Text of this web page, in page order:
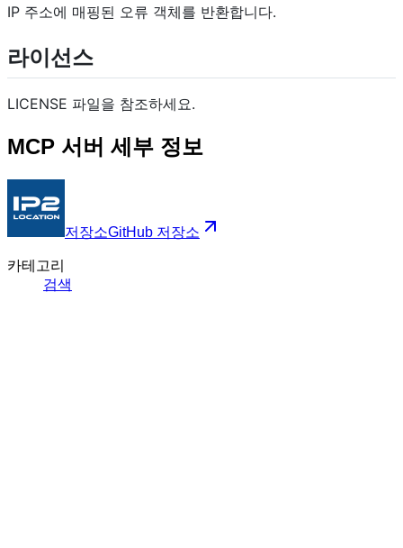
IP 주소에 매핑된 오류 객체를 반환합니다.
라이선스
LICENSE 파일을 참조하세요.
MCP 서버 세부 정보
저장소GitHub 저장소
카테고리
검색